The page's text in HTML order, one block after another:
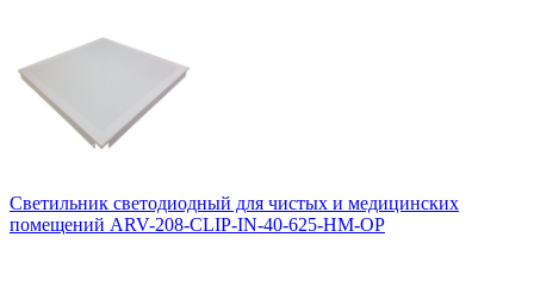
Светильник светодиодный для чистых и медицинских
помещений ARV-208-CLIP-IN-40-625-НM-OP